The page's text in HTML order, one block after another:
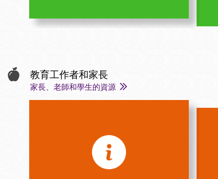
教育工作者和家長
家長、老師和學生的資源